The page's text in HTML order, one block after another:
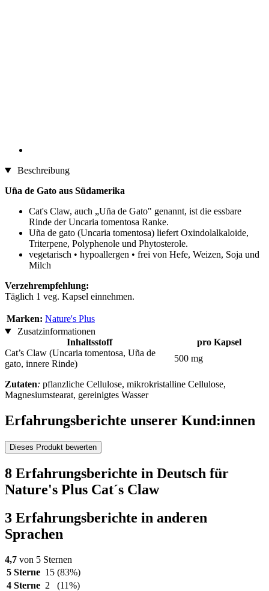
Beschreibung
Uña de Gato aus Südamerika
Cat's Claw, auch „Uña de Gato" genannt, ist die essbare
Rinde der Uncaria tomentosa Ranke.
Uña de gato (Uncaria tomentosa) liefert Oxindolalkaloide,
Triterpene, Polyphenole und Phytosterole.
vegetarisch • hypoallergen • frei von Hefe, Weizen, Soja und
Milch
Verzehrempfehlung:
Täglich 1 veg. Kapsel einnehmen.
Marken: Nature's Plus
Zusatzinformationen
Inhaltsstoff
pro Kapsel
Cat’s Claw (Uncaria tomentosa, Uña de
gato, innere Rinde)
500 mg
Zutaten: pflanzliche Cellulose, mikrokristalline Cellulose,
Magnesiumstearat, gereinigtes Wasser
Erfahrungsberichte unserer Kund:innen
Dieses Produkt bewerten
8 Erfahrungsberichte in Deutsch für
Nature's Plus Cat´s Claw
3 Erfahrungsberichte in anderen
Sprachen
4,7 von 5 Sternen
5 Sterne 15 (83%)
4 Sterne 2
(11%)